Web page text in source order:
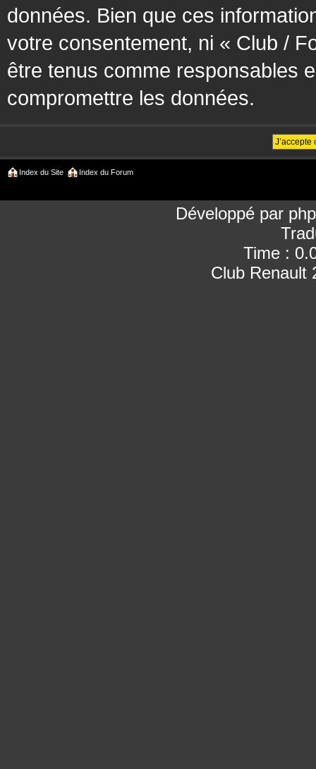
données. Bien que ces
votre consentement, ni « Club /
être tenus comme responsables
compromettre les données.
Index du Site Index du Forum
Développé par
Time :
Club Renault